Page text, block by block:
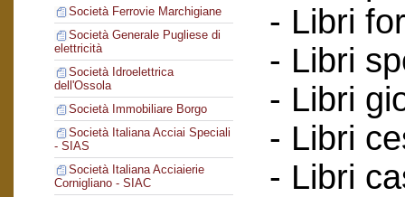
Società Ferrovie Marchigiane
Società Generale Pugliese di
elettricità
Società Idroelettrica
dell'Ossola
Società Immobiliare Borgo
Società Italiana Acciai Speciali
- SIAS
Società Italiana Acciaierie
Cornigliano - SIAC
- Libri
- Libri
- Libri
- Libri
- Libri